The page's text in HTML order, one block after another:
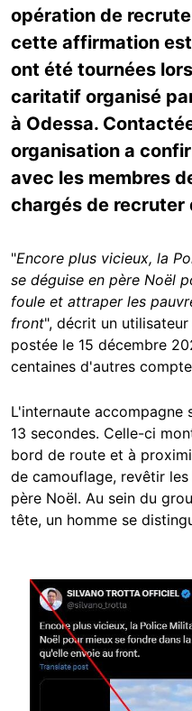
opération de
cette affirmation
ont été tournées
caritatif organisé
à Odessa.
organisation a
avec les membres
chargés de recruter
"Encore plus vicieux, la
se déguise en père Noël
foule et attraper les
front", décrit un utilisateur
postée le 15 décembre
centaines d'autres
L'internaute accompagne
13 secondes. Celle-ci
bord de route et à
de camouflage, revêtir
père Noël. Au sein du
tête, un homme se
Image